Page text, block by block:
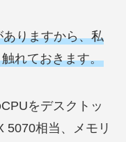
りますから、私
れておきます。
をデスクトッ
5070相当、メモリ